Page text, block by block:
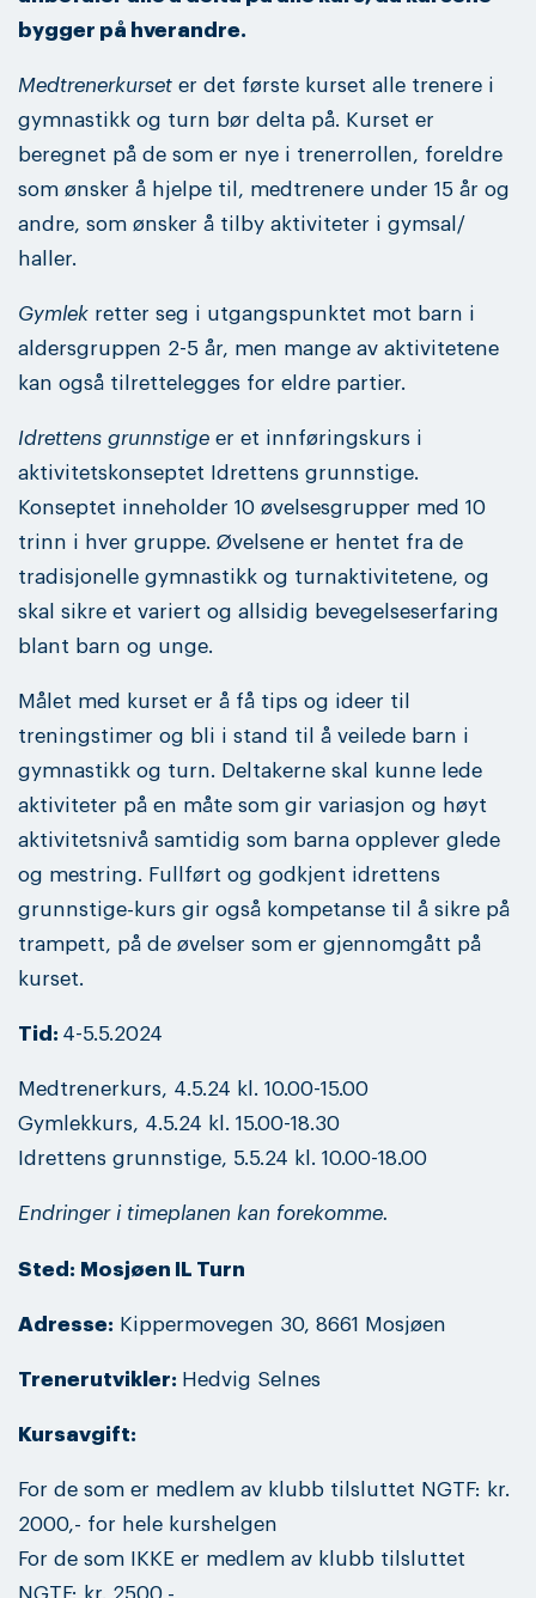
bygger på hverandre.
Medtrenerkurset er det første kurset alle trenere i
gymnastikk og turn bør delta på. Kurset er
beregnet på de som er nye i trenerrollen, foreldre
som ønsker å hjelpe til, medtrenere under 15 år og
andre, som ønsker å tilby aktiviteter i gymsal/
haller.
Gymlek retter seg i utgangspunktet mot barn i
aldersgruppen 2-5 år, men mange av aktivitetene
kan også tilrettelegges for eldre partier.
Idrettens grunnstige er et innføringskurs i
aktivitetskonseptet Idrettens grunnstige.
Konseptet inneholder 10 øvelsesgrupper med 10
trinn i hver gruppe. Øvelsene er hentet fra de
tradisjonelle gymnastikk og turnaktivitetene, og
skal sikre et variert og allsidig bevegelseserfaring
blant barn og unge.
Målet med kurset er å få tips og ideer til
treningstimer og bli i stand til å veilede barn i
gymnastikk og turn. Deltakerne skal kunne lede
aktiviteter på en måte som gir variasjon og høyt
aktivitetsnivå samtidig som barna opplever glede
og mestring. Fullført og godkjent idrettens
grunnstige-kurs gir også kompetanse til å sikre på
trampett, på de øvelser som er gjennomgått på
kurset.
Tid: 4-5.5.2024
Medtrenerkurs, 4.5.24 kl. 10.00-15.00
Gymlekkurs, 4.5.24 kl. 15.00-18.30
Idrettens grunnstige, 5.5.24 kl. 10.00-18.00
Endringer i timeplanen kan forekomme.
Sted: Mosjøen IL Turn
Adresse: Kippermovegen 30, 8661 Mosjøen
Trenerutvikler: Hedvig Selnes
Kursavgift:
For de som er medlem av klubb tilsluttet NGTF: kr.
2000,- for hele kurshelgen
For de som IKKE er medlem av klubb tilsluttet
NGTF: kr. 2500,-